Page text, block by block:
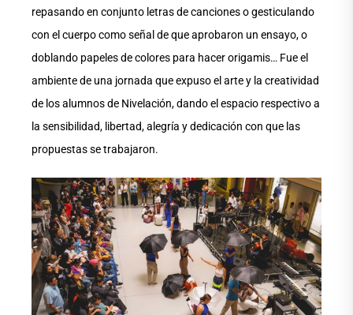
repasando en conjunto letras de canciones o gesticulando
con el cuerpo como señal de que aprobaron un ensayo, o
doblando papeles de colores para hacer origamis… Fue el
ambiente de una jornada que expuso el arte y la creatividad
de los alumnos de Nivelación, dando el espacio respectivo a
la sensibilidad, libertad, alegría y dedicación con que las
propuestas se trabajaron.